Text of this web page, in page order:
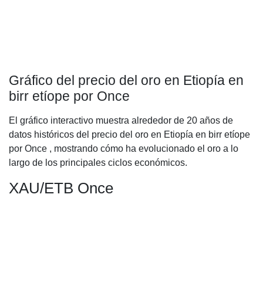
Gráfico del precio del oro en Etiopía en
birr etíope por Once
El gráfico interactivo muestra alrededor de 20 años de
datos históricos del precio del oro en Etiopía en birr etíope
por Once , mostrando cómo ha evolucionado el oro a lo
largo de los principales ciclos económicos.
XAU/ETB Once